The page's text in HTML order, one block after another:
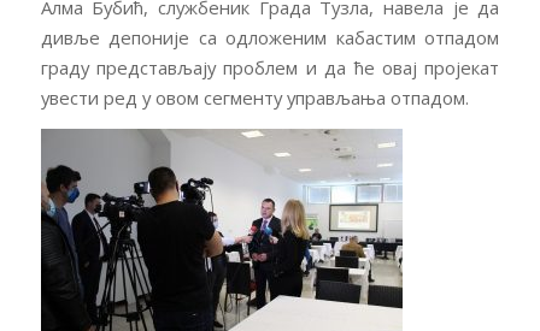
Алма Бубић, службеник Града Тузла, навела је да
дивље депоније са одложеним кабастим отпадом
граду представљају проблем и да ће овај пројекат
увести ред у овом сегменту управљања отпадом.